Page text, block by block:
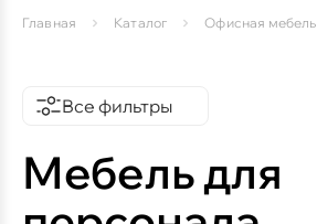
Главная Каталог Офисная мебель
Все фильтры
Мебель для